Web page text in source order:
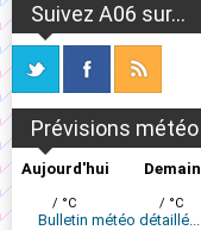
Suivez A06 sur...
Prévisions météo
Aujourd'hui
/ °C
Demain
/ °C
Bulletin météo détaillé...